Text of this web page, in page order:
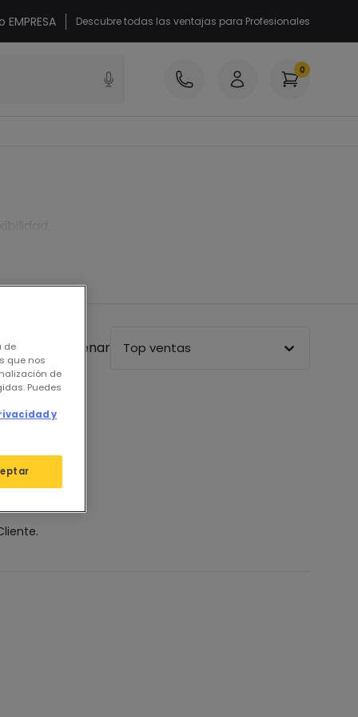
Descubre todas las ventajas para Profesionales
0
Ordenar Top ventas
de
que nos
de
Puedes
y